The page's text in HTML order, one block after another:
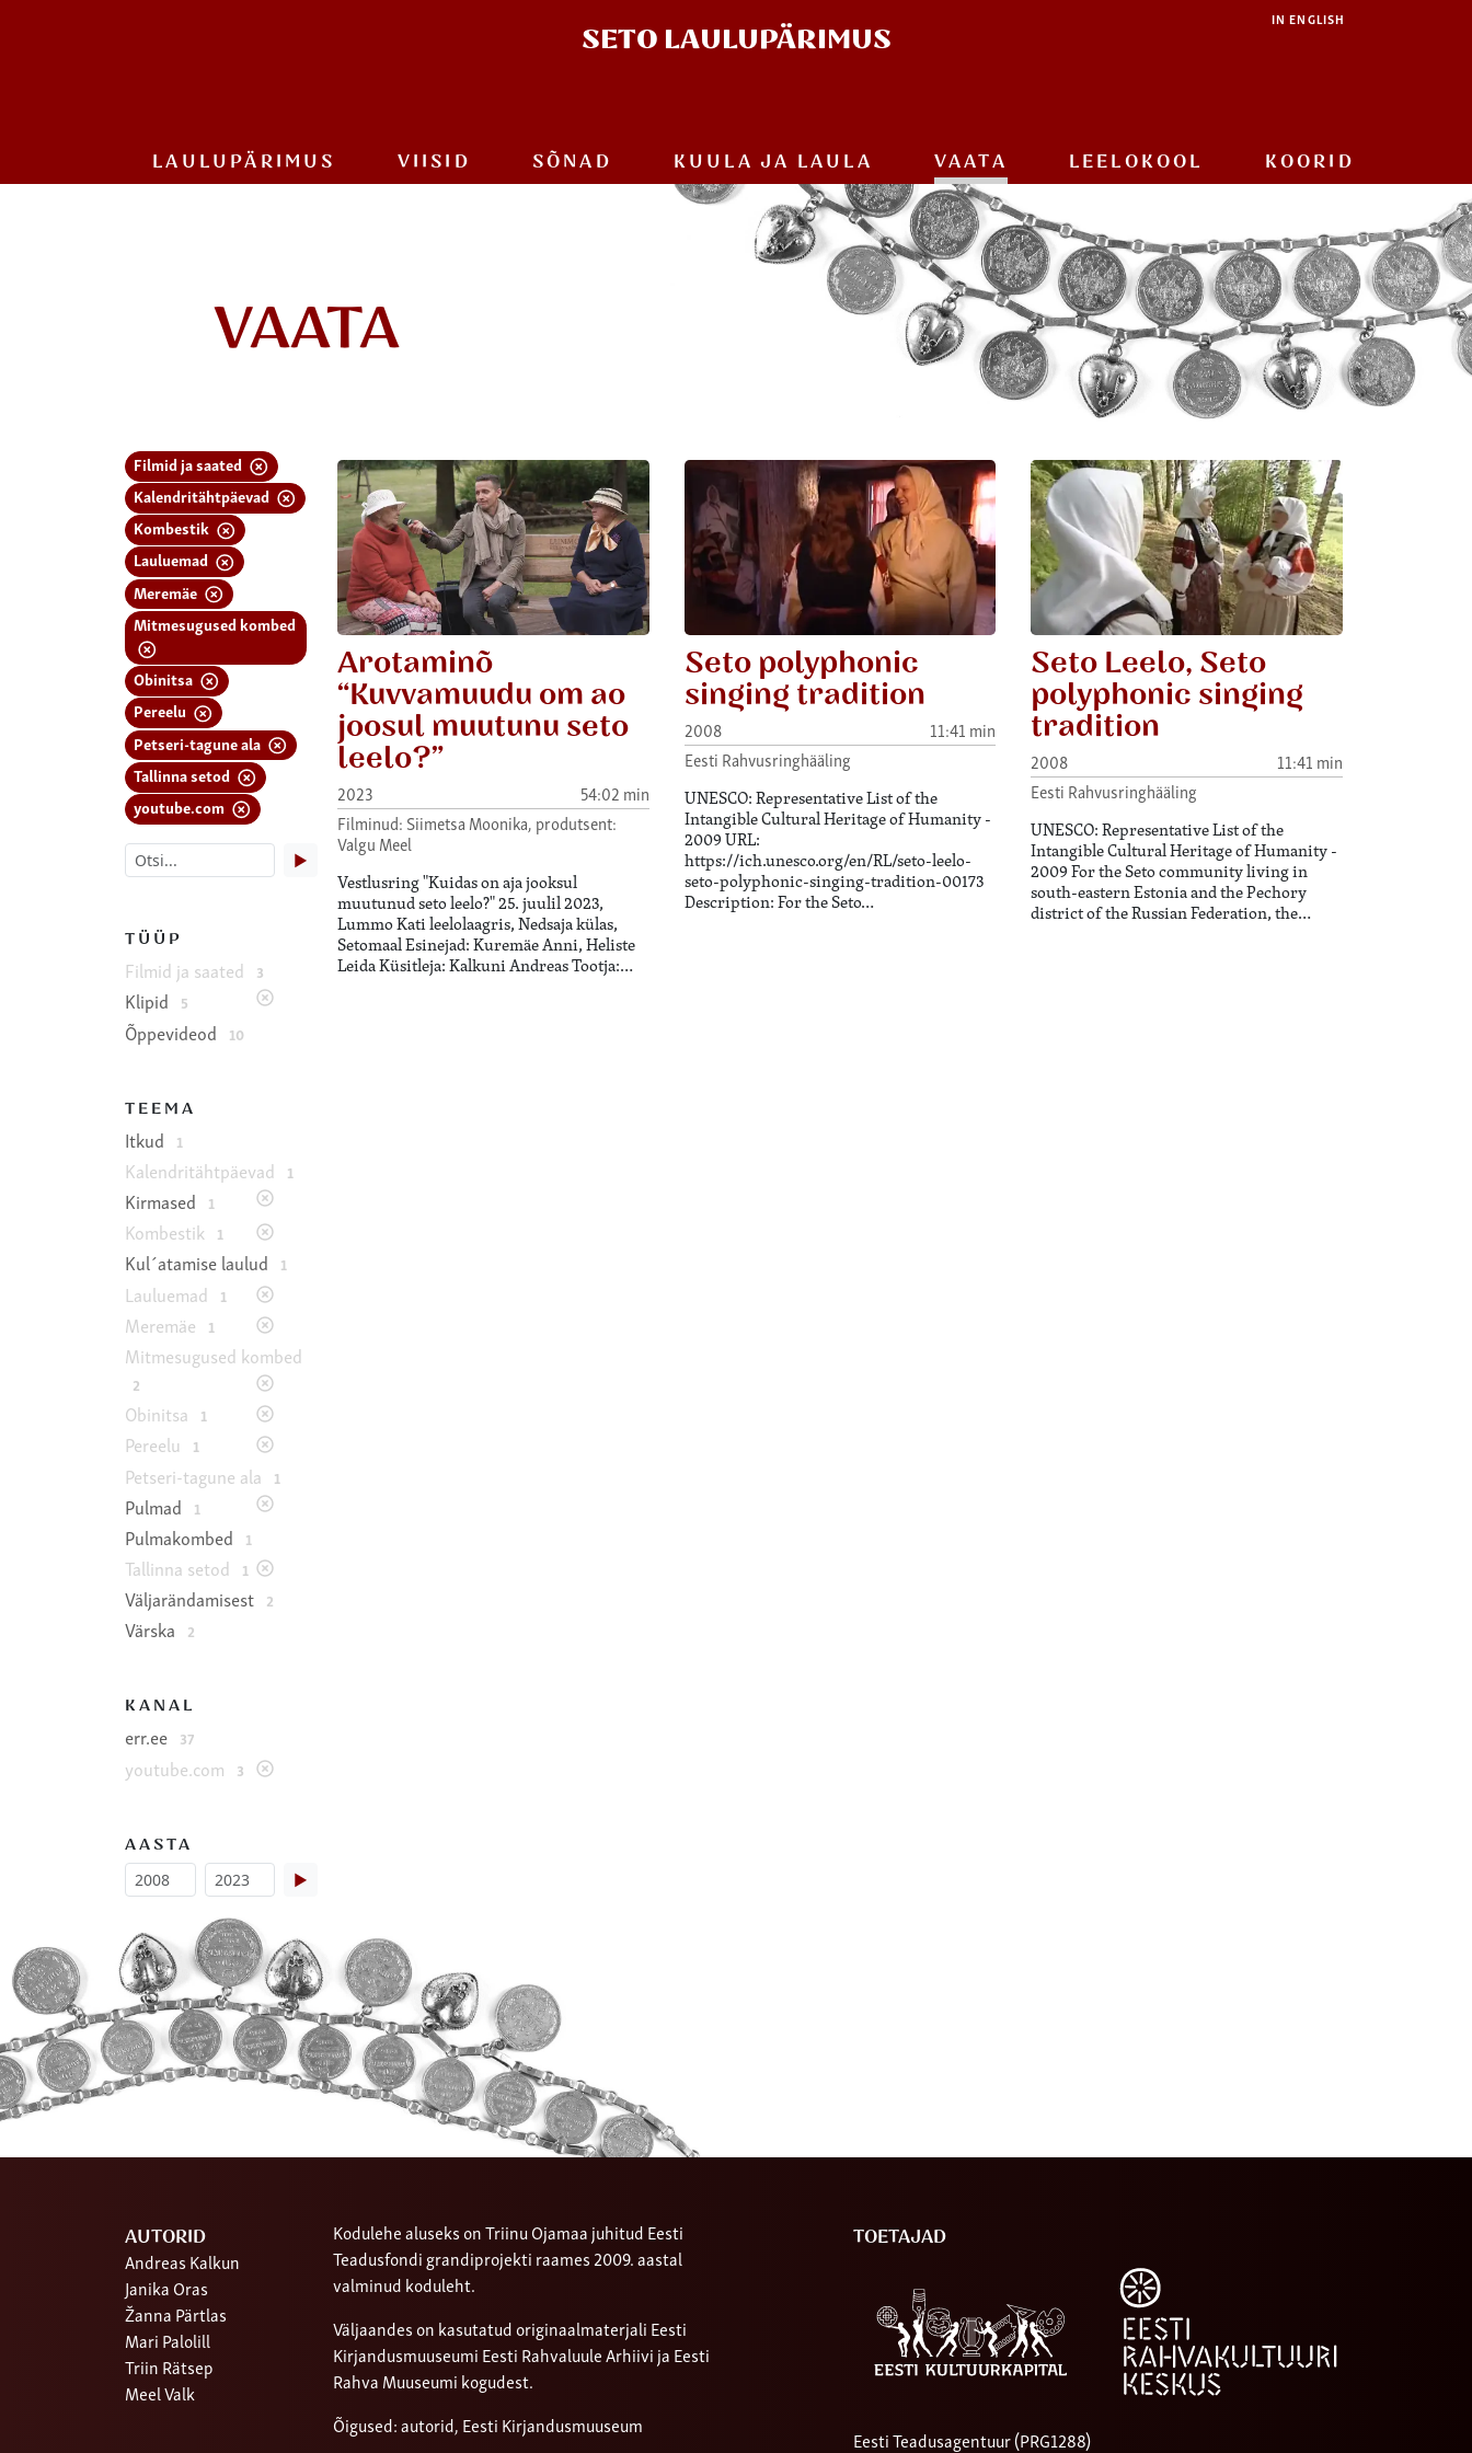
SETO LAULUPÄRIMUS
IN ENGLISH
LAULU­PÄRIMUS VIISID SÕNAD KUULA JA LAULA VAATA LEELOKOOL KOORID
VAATA
Filmid ja saated
Kalendritähtpäevad
Kombestik
Lauluemad
Meremäe
Mitmesugused kombed
Obinitsa
Pereelu
Petseri-tagune ala
Tallinna setod
youtube.com
▶
TÜÜP
Filmid ja saated 3
Klipid 5
Õppevideod 10
TEEMA
Itkud 1
Kalendritähtpäevad 1
Kirmased 1
Kombestik 1
Kul´atamise laulud 1
Lauluemad 1
Meremäe 1
Mitmesugused kombed
2
Obinitsa 1
Pereelu 1
Petseri-tagune ala 1
Pulmad 1
Pulmakombed 1
Tallinna setod 1
Väljarändamisest 2
Värska 2
KANAL
err.ee 37
youtube.com 3
AASTA
▶
Arotaminõ
“Kuvvamuudu om ao
joosul muutunu seto
leelo?”
2023
54:02 min
Filminud: Siimetsa Moonika, produtsent:
Valgu Meel
Vestlusring "Kuidas on aja jooksul
muutunud seto leelo?" 25. juulil 2023,
Lummo Kati leelolaagris, Nedsaja külas,
Setomaal Esinejad: Kuremäe Anni, Heliste
Leida Küsitleja: Kalkuni Andreas Tootja:…
Seto polyphonic
singing tradition
2008
11:41 min
Eesti Rahvusringhääling
UNESCO: Representative List of the
Intangible Cultural Heritage of Humanity -
2009 URL:
https://ich.unesco.org/en/RL/seto-leelo-
seto-polyphonic-singing-tradition-00173
Description: For the Seto…
Seto Leelo, Seto
polyphonic singing
tradition
2008
11:41 min
Eesti Rahvusringhääling
UNESCO: Representative List of the
Intangible Cultural Heritage of Humanity -
2009 For the Seto community living in
south-eastern Estonia and the Pechory
district of the Russian Federation, the…
AUTORID
Andreas Kalkun
Janika Oras
Žanna Pärtlas
Mari Palolill
Triin Rätsep
Meel Valk
Kodulehe aluseks on Triinu Ojamaa juhitud Eesti
Teadusfondi grandiprojekti raames 2009. aastal
valminud koduleht.
Väljaandes on kasutatud originaalmaterjali Eesti
Kirjandusmuuseumi Eesti Rahvaluule Arhiivi ja Eesti
Rahva Muuseumi kogudest.
Õigused: autorid, Eesti Kirjandusmuuseum
TOETAJAD
Eesti Teadusagentuur (PRG1288)